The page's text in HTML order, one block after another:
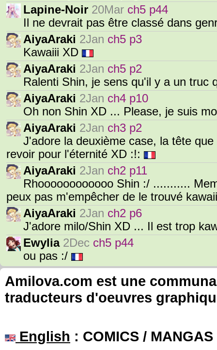
Lapine-Noir 20Mar ch5 p44
Il ne devrait pas être classé dans
AiyaAraki 2Jan ch5 p3
Kawaiii XD
AiyaAraki 2Jan ch5 p2
Ralenti Shin, je sens qu'il y a un truc
AiyaAraki 2Jan ch4 p10
Oh non Shin XD ... Please, je suis
AiyaAraki 2Jan ch3 p2
J'adore la deuxième case, la tête
revoir pour l'éternité XD :!:
AiyaAraki 2Jan ch2 p11
Rhoooooooooooo Shin :/ ...........
peux pas m'empêcher de le trouvé
AiyaAraki 2Jan ch2 p6
J'adore milo/Shin XD ... Il est trop
Ewylia 2Dec ch5 p44
ou pas :/
Amilova.com est une
traducteurs d'oeuvres
English : COMICS /